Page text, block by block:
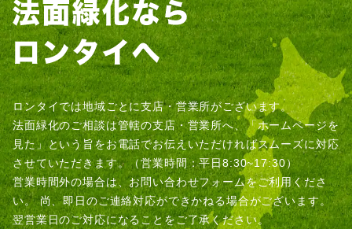
ロンタイでは地域ごとに支店・営業所がございます。
法面緑化のご相談は管轄の支店・営業所へ、「ホームページを
見た」という旨をお電話でお伝えいただければスムーズに対応
させていただきます。（営業時間：平日8:30~17:30）
営業時間外の場合は、お問い合わせフォームをご利用くださ
い。尚、即日のご連絡対応ができかねる場合がございます。
翌営業日のご対応になることをご了承ください。